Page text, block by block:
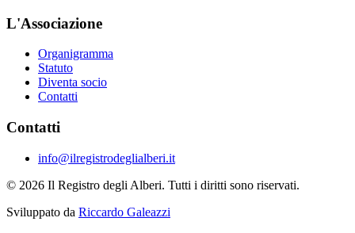
L'Associazione
Organigramma
Statuto
Diventa socio
Contatti
Contatti
info@ilregistrodeglialberi.it
© 2026 Il Registro degli Alberi. Tutti i diritti sono riservati.
Sviluppato da Riccardo Galeazzi